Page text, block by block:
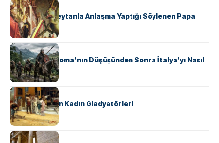
KÜLTÜR
II. Silvester: Şeytanla Anlaşma Yaptığı Söylenen Papa
KÜLTÜR
Ostrogotlar Roma’nın Düşüşünden Sonra İtalya’yı Nasıl
Ele Geçirdi?
KÜLTÜR
Antik Roma’nın Kadın Gladyatörleri
KÜLTÜR